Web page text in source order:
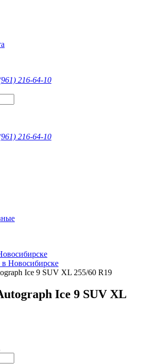
216-64-10
216-64-10
Новосибирске
Ice 9 SUV XL 255/60 R19
Ice 9 SUV XL